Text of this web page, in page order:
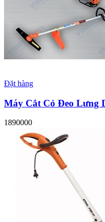
Đặt hàng
Máy Cắt Cỏ Đeo Lưng
1890000